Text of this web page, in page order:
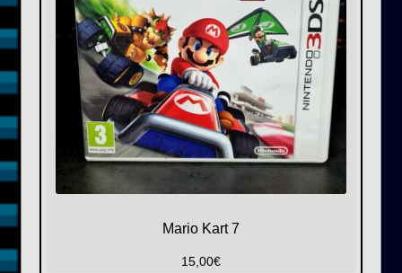
Mario Kart 7
15,00€